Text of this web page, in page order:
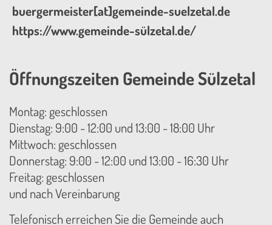
buergermeister[at]gemeinde-suelzetal.de
https://www.gemeinde-sülzetal.de/
Öffnungszeiten Gemeinde Sülzetal
Montag: geschlossen
Dienstag: 9:00 - 12:00 und 13:00 - 18:00 Uhr
Mittwoch: geschlossen
Donnerstag: 9:00 - 12:00 und 13:00 - 16:30 Uhr
Freitag: geschlossen
und nach Vereinbarung
Telefonisch erreichen Sie die Gemeinde auch